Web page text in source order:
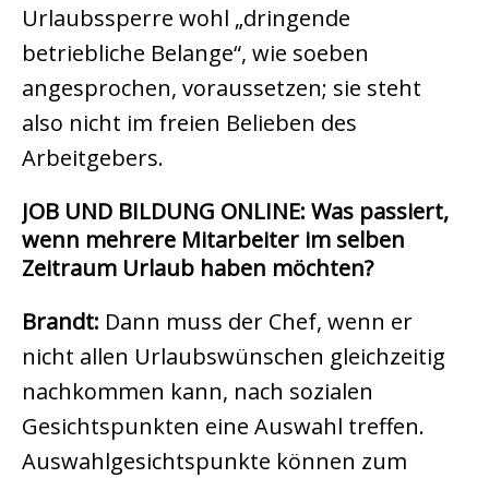
Urlaubssperre wohl „dringende
betriebliche Belange“, wie soeben
angesprochen, voraussetzen; sie steht
also nicht im freien Belieben des
Arbeitgebers.
JOB UND BILDUNG ONLINE: Was passiert,
wenn mehrere Mitarbeiter im selben
Zeitraum Urlaub haben möchten?
Brandt: Dann muss der Chef, wenn er
nicht allen Urlaubswünschen gleichzeitig
nachkommen kann, nach sozialen
Gesichtspunkten eine Auswahl treffen.
Auswahlgesichtspunkte können zum